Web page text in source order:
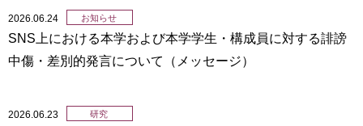
2026.06.24 お知らせ
SNS上における本学および本学学生・構成員に対する誹謗
中傷・差別的発言について（メッセージ）
2026.06.23 研究